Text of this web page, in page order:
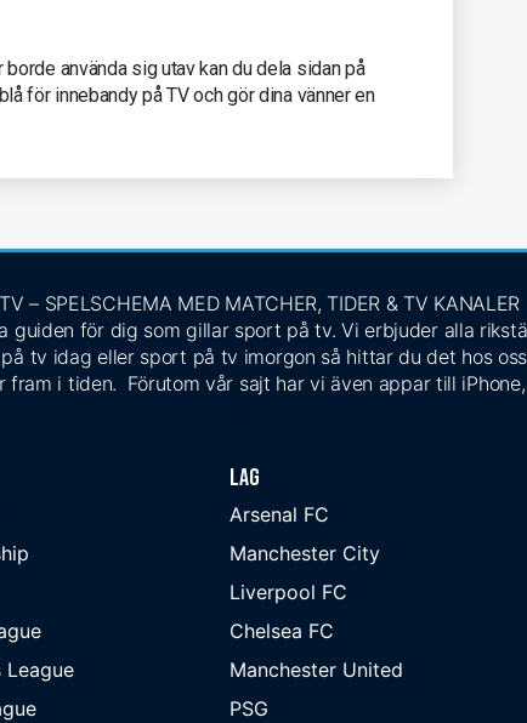
använda sig utav kan du dela sidan på
för innebandy på TV och gör dina vänner en
– SPELSCHEMA MED MATCHER, TIDER & TV KANALER
för dig som gillar sport på tv. Vi erbjuder alla
tv idag eller sport på tv imorgon så hittar du det hos
i tiden. Förutom vår sajt har vi även appar till
League
Lag
Arsenal FC
Manchester City
Liverpool FC
Chelsea FC
Manchester United
PSG